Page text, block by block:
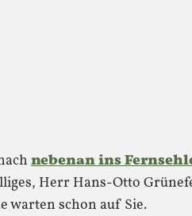
nebenan ins
Herr Hans-Otto
warten schon auf Sie.